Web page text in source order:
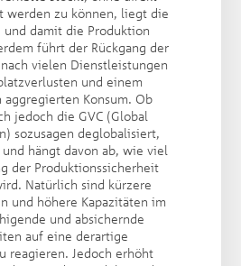
werden zu können, liegt die
und damit die Produktion
führt der Rückgang der
vielen Dienstleistungen
und einem
aggregierten Konsum. Ob
jedoch die GVC (Global
sozusagen deglobalisiert,
hängt davon ab, wie viel
der Produktionssicherheit
Natürlich sind kürzere
und höhere Kapazitäten im
und absichernde
auf eine derartige
reagieren. Jedoch erhöht